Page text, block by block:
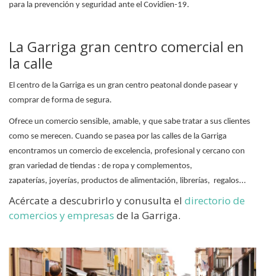
para la prevención y seguridad ante el Covidien-19.
La Garriga gran centro comercial en
la calle
El centro de la Garriga es un gran centro peatonal donde pasear y
comprar de forma de segura.
Ofrece un comercio sensible, amable, y que sabe tratar a sus clientes
como se merecen. Cuando se pasea por las calles de la Garriga
encontramos un comercio de excelencia, profesional y cercano con
gran variedad de tiendas : de ropa y complementos,
zapaterías, joyerías, productos de alimentación, librerías, regalos...
Acércate a descubrirlo y conusulta el directorio de
comercios y empresas de la Garriga.